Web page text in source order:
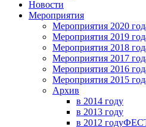
Новости
Мероприятия
Мероприятия 2020
Мероприятия 2019
Мероприятия 2018
Мероприятия 2017
Мероприятия 2016
Мероприятия 2015
Архив
в 2014 году
в 2013 году
в 2012 году